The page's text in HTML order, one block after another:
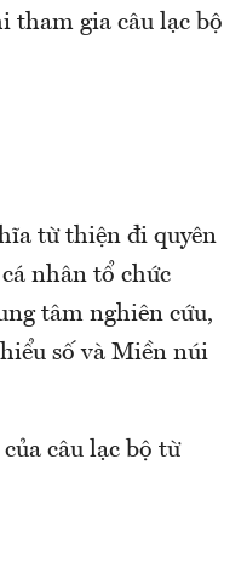
tham gia câu lạc bộ
từ thiện đi quyên
nhân tổ chức
tâm nghiên cứu,
số và Miền núi
câu lạc bộ từ